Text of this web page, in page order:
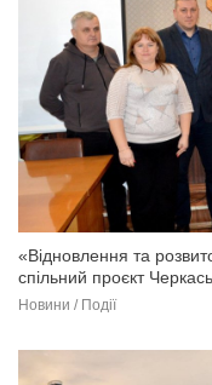
«Відновлення та
спільний проєкт
Березанської СТГ (фото)
Новини / Події